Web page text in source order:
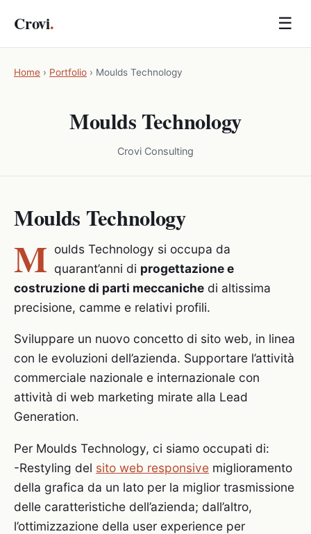
Crovi. ☰
Home › Portfolio › Moulds Technology
Moulds Technology
Crovi Consulting
Moulds Technology
M oulds Technology si occupa da
quarant’anni di progettazione e
costruzione di parti meccaniche di altissima
precisione, camme e relativi profili.
Sviluppare un nuovo concetto di sito web, in linea
con le evoluzioni dell’azienda. Supportare l’attività
commerciale nazionale e internazionale con
attività di web marketing mirate alla Lead
Generation.
Per Moulds Technology, ci siamo occupati di:
-Restyling del sito web responsive miglioramento
della grafica da un lato per la miglior trasmissione
delle caratteristiche dell’azienda; dall’altro,
l’ottimizzazione della user experience per